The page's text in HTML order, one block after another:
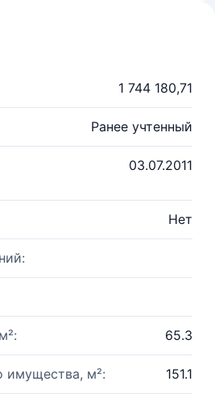
1 744 180,71
Ранее учтенный
03.07.2011
Нет
65.3
имущества, м²: 151.1